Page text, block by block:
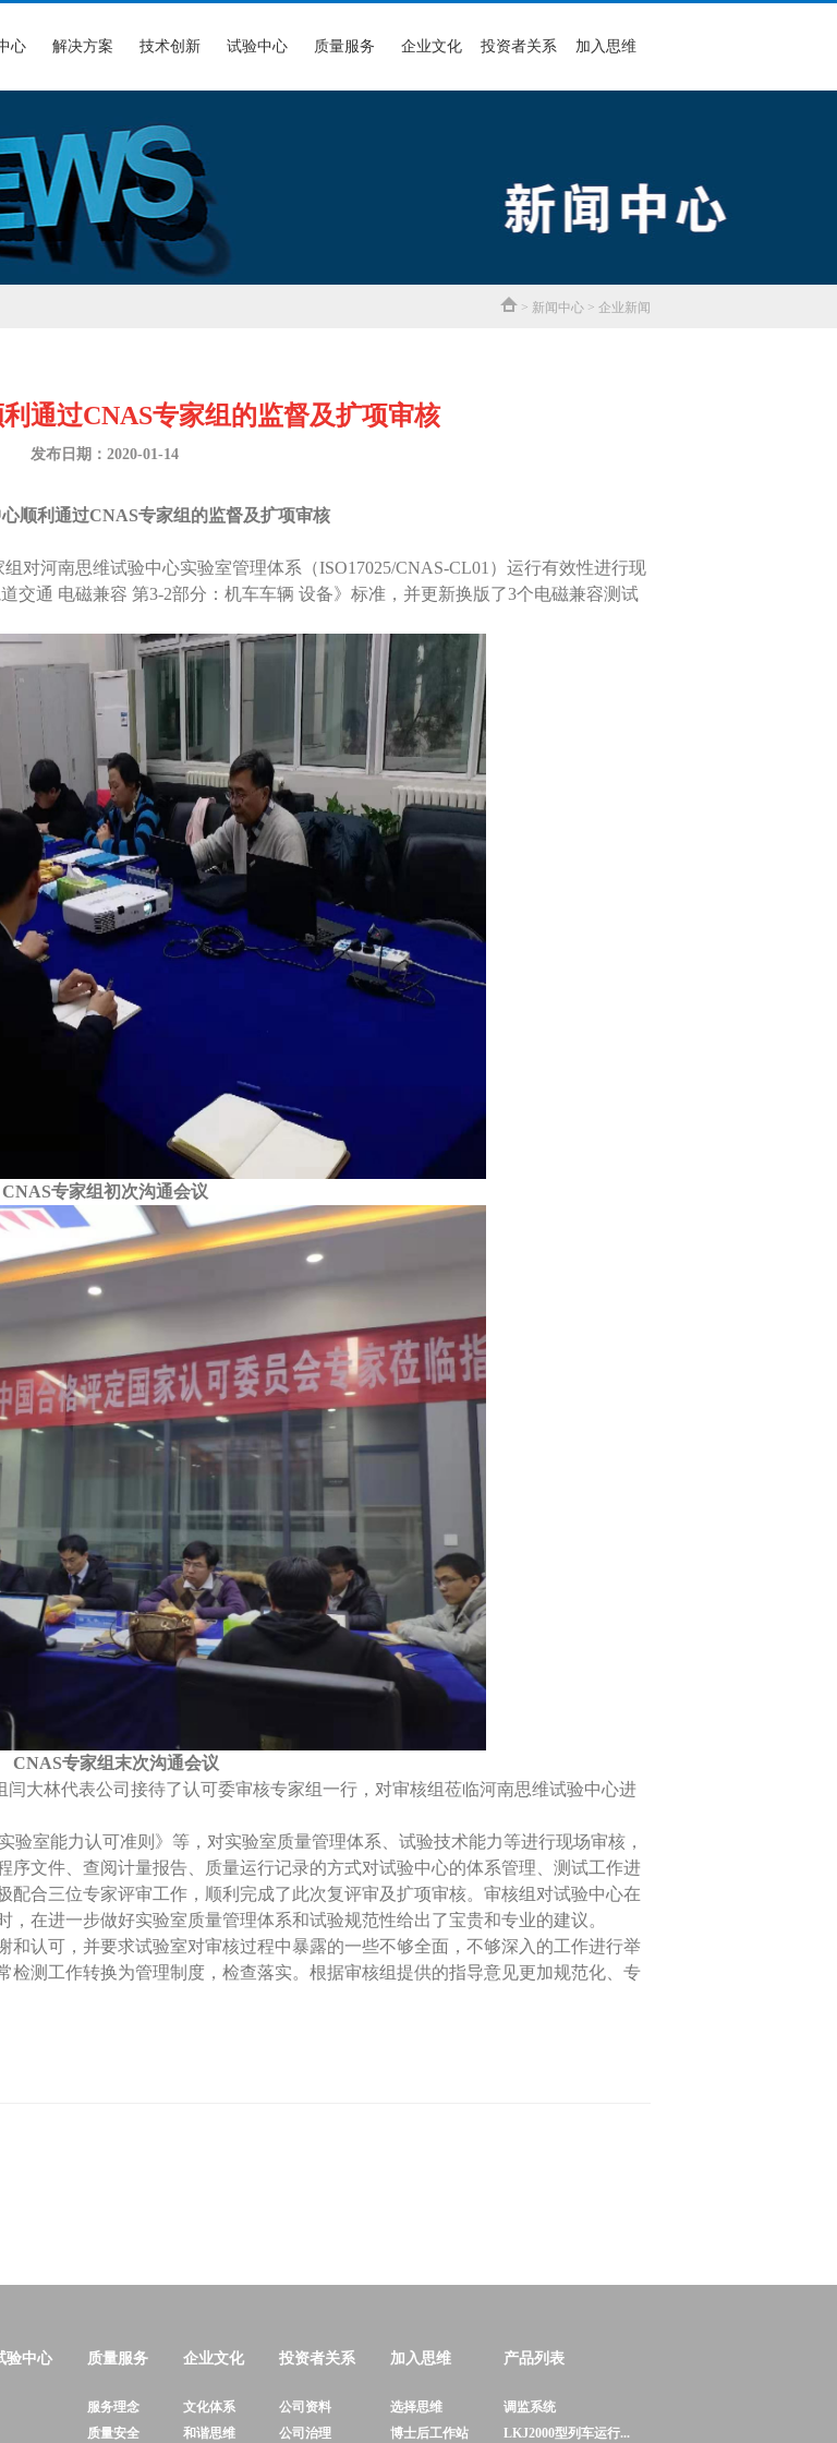
心 解决方案 技术创新 试验中心 质量服务 企业文化 投资者关系 加入思维
> 新闻中心 > 企业新闻
通过CNAS专家组的监督及扩项审核
发布日期：2020-01-14
顺利通过CNAS专家组的监督及扩项审核
河南思维试验中心实验室管理体系（ISO17025/CNAS-CL01）运行有效性进行现
交通 电磁兼容 第3-2部分：机车车辆 设备》标准，并更新换版了3个电磁兼容测试
CNAS专家组初次沟通会议
CNAS专家组末次沟通会议
林代表公司接待了认可委审核专家组一行，对审核组莅临河南思维试验中心进
室能力认可准则》等，对实验室质量管理体系、试验技术能力等进行现场审核，
文件、查阅计量报告、质量运行记录的方式对试验中心的体系管理、测试工作进
合三位专家评审工作，顺利完成了此次复评审及扩项审核。审核组对试验中心在
在进一步做好实验室质量管理体系和试验规范性给出了宝贵和专业的建议。
和认可，并要求试验室对审核过程中暴露的一些不够全面，不够深入的工作进行举
测工作转换为管理制度，检查落实。根据审核组提供的指导意见更加规范化、专
验中心 质量服务
服务理念
质量安全
企业文化
文化体系
和谐思维
投资者关系
公司资料
公司治理
加入思维
选择思维
博士后工作站
产品列表
调监系统
LKJ2000型列车运行...